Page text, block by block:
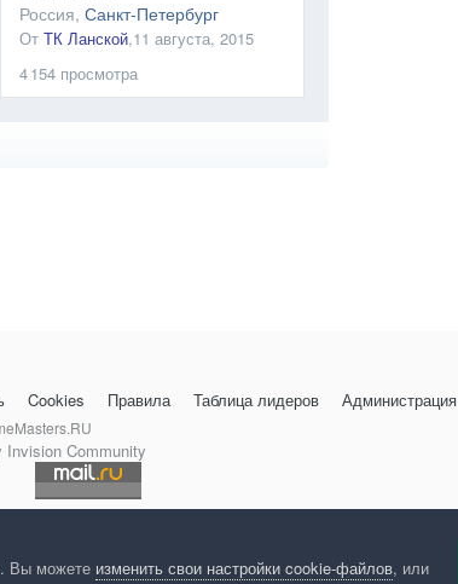
Россия, Санкт-Петербург
От ТК Ланской,11 августа, 2015
4 154 просмотра
Cookies Правила Таблица лидеров Администрация
Invision Community
Вы можете изменить свои настройки cookie-файлов, или